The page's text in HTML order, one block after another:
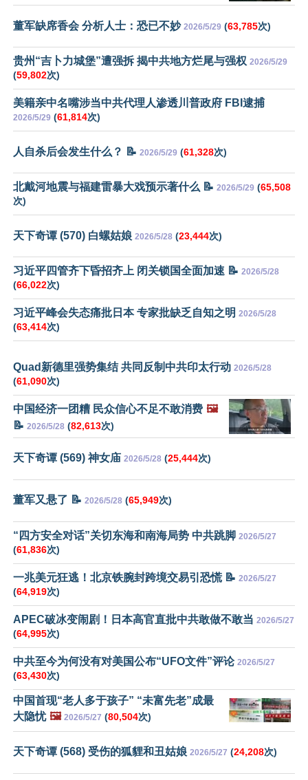
董军缺席香会 分析人士：恐已不妙 2026/5/29 (63,785次)
贵州“吉卜力城堡”遭强拆 揭中共地方烂尾与强权 2026/5/29
(59,802次)
美籍亲中名嘴涉当中共代理人渗透川普政府 FBI逮捕
2026/5/29 (61,814次)
人自杀后会发生什么？ 📝 2026/5/29 (61,328次)
北戴河地震与福建雷暴大戏预示著什么 📝 2026/5/29 (65,508
次)
天下奇谭 (570) 白螺姑娘 2026/5/28 (23,444次)
习近平四管齐下昏招齐上 闭关锁国全面加速 📝 2026/5/28
(66,022次)
习近平峰会失态痛批日本 专家批缺乏自知之明 2026/5/28
(63,414次)
Quad新德里强势集结 共同反制中共印太行动 2026/5/28
(61,090次)
中国经济一团糟 民众信心不足不敢消费 🖼️
📝 2026/5/28 (82,613次)
天下奇谭 (569) 神女庙 2026/5/28 (25,444次)
董军又悬了 📝 2026/5/28 (65,949次)
“四方安全对话”关切东海和南海局势 中共跳脚 2026/5/27
(61,836次)
一兆美元狂逃！北京铁腕封跨境交易引恐慌 📝 2026/5/27
(64,919次)
APEC破冰变闹剧！日本高官直批中共敢做不敢当 2026/5/27
(64,995次)
中共至今为何没有对美国公布“UFO文件”评论 2026/5/27
(63,430次)
中国首现“老人多于孩子” “未富先老”成最
大隐忧 🖼️ 2026/5/27 (80,504次)
天下奇谭 (568) 受伤的狐貍和丑姑娘 2026/5/27 (24,208次)